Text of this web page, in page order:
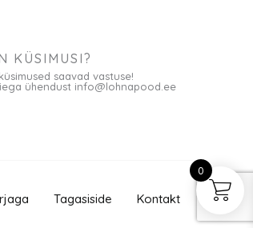
KÜSIMUSI?
saavad vastuse!
ühendust info@lohnapood.ee
Tagasiside Kontakt
0